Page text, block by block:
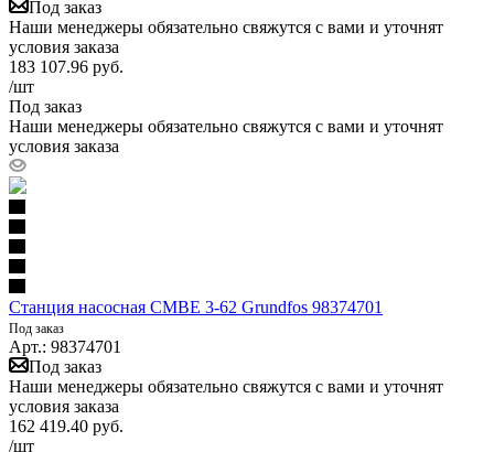
Под заказ
Наши менеджеры обязательно свяжутся с вами и уточнят
условия заказа
183 107.96 руб.
/шт
Под заказ
Наши менеджеры обязательно свяжутся с вами и уточнят
условия заказа
Станция насосная CMBE 3-62 Grundfos 98374701
Под заказ
Арт.: 98374701
Под заказ
Наши менеджеры обязательно свяжутся с вами и уточнят
условия заказа
162 419.40 руб.
/шт